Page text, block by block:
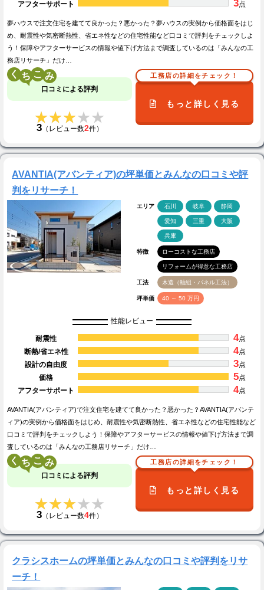
アフターサポート 3点
夢ハウスで注文住宅を建てて良かった？悪かった？夢ハウスの実例から価格面をはじ
め、耐震性や気密断熱性、省エネ性などの住宅性能など口コミで評判をチェックしよ
う！保障やアフターサービスの情報や値下げ方法まで調査しているのは「みんなの工
務店リサーチ」だけ…
く こ
口コミによる評判
★★★★★
★★★★★
3（レビュー数2件）
工務店の詳細をチェック！
もっと詳しく見る
AVANTIA(アバンティア)の坪単価とみんなの口コミや評
判をリサーチ！
エリア 石川 岐阜 静岡
愛知 三重 大阪
兵庫
特徴 ローコストな工務店
リフォームが得意な工務店
工法 木造（軸組・パネル工法）
坪単価 40 ～ 50 万円
性能レビュー
耐震性 4点
断熱/省エネ性
4点
設計の自由度
3点
価格
5点
アフターサポート
4点
AVANTIA(アバンティア)で注文住宅を建てて良かった？悪かった？AVANTIA(アバンテ
ィア)の実例から価格面をはじめ、耐震性や気密断熱性、省エネ性などの住宅性能など
口コミで評判をチェックしよう！保障やアフターサービスの情報や値下げ方法まで調
査しているのは「みんなの工務店リサーチ」だけ…
く こ
口コミによる評判
★★★★★
★★★★★
3（レビュー数4件）
工務店の詳細をチェック！
もっと詳しく見る
クラシスホームの坪単価とみんなの口コミや評判をリサ
ーチ！